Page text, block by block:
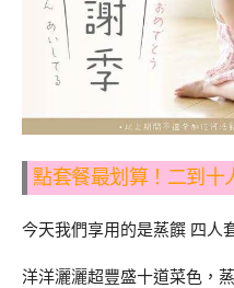
點套餐最划算！二到十
今天我們享用的是蒸饌 四人
洋洋灑灑超豐盛十道菜色，